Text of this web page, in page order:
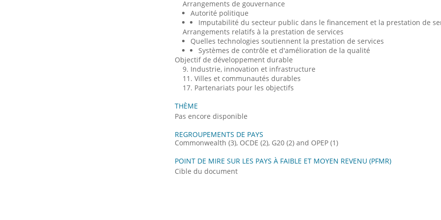
Arrangements de gouvernance
Autorité politique
Imputabilité du secteur public dans le financement et la prestation de
Arrangements relatifs à la prestation de services
Quelles technologies soutiennent la prestation de services
Systèmes de contrôle et d'amélioration de la qualité
Objectif de développement durable
9. Industrie, innovation et infrastructure
11. Villes et communautés durables
17. Partenariats pour les objectifs
THÈME
Pas encore disponible
REGROUPEMENTS DE PAYS
Commonwealth (3), OCDE (2), G20 (2) and OPEP (1)
POINT DE MIRE SUR LES PAYS À FAIBLE ET MOYEN REVENU (PFMR)
Cible du document